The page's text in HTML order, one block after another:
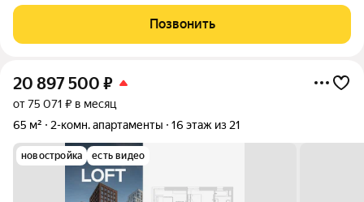
компания КОЛДИ, представляет собой знаковое жилое
пространство, на территории которого
Позвонить
20 897 500 ₽
от 75 071 ₽ в месяц
65 м²
2-комн. апартаменты 16 этаж из 21
новостройка есть видео